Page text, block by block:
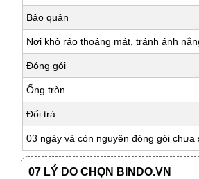
Bảo quản
Nơi khô ráo thoáng mát, tránh ánh
Đóng gói
Ống tròn
Đổi trả
03 ngày và còn nguyên đóng gói chưa
07 LÝ DO CHỌN BINDO.VN